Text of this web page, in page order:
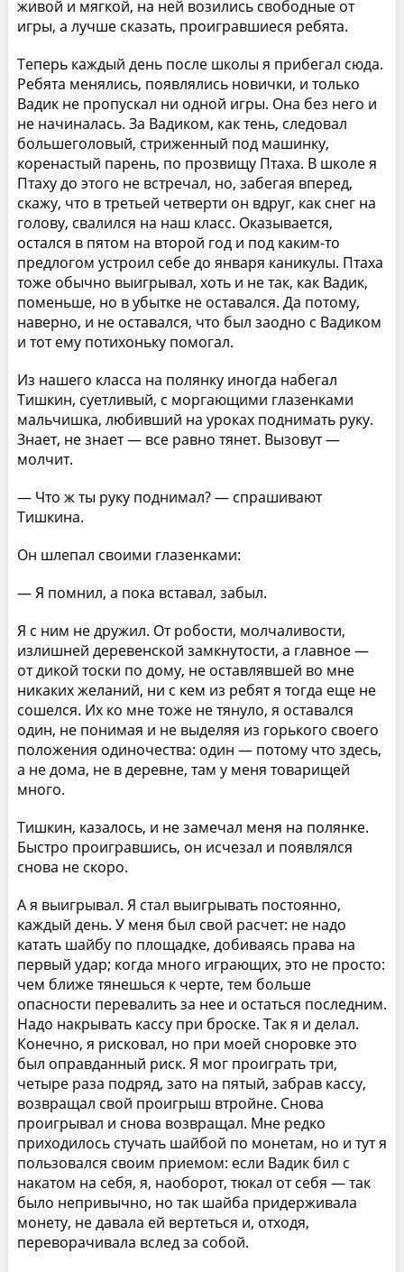
живой и мягкой, на ней возились свободные от
игры, а лучше сказать, проигравшиеся ребята.
Теперь каждый день после школы я прибегал сюда.
Ребята менялись, появлялись новички, и только
Вадик не пропускал ни одной игры. Она без него и
не начиналась. За Вадиком, как тень, следовал
большеголовый, стриженный под машинку,
коренастый парень, по прозвищу Птаха. В школе я
Птаху до этого не встречал, но, забегая вперед,
скажу, что в третьей четверти он вдруг, как снег на
голову, свалился на наш класс. Оказывается,
остался в пятом на второй год и под каким-то
предлогом устроил себе до января каникулы. Птаха
тоже обычно выигрывал, хоть и не так, как Вадик,
поменьше, но в убытке не оставался. Да потому,
наверно, и не оставался, что был заодно с Вадиком
и тот ему потихоньку помогал.
Из нашего класса на полянку иногда набегал
Тишкин, суетливый, с моргающими глазенками
мальчишка, любивший на уроках поднимать руку.
Знает, не знает — все равно тянет. Вызовут —
молчит.
— Что ж ты руку поднимал? — спрашивают
Тишкина.
Он шлепал своими глазенками:
— Я помнил, а пока вставал, забыл.
Я с ним не дружил. От робости, молчаливости,
излишней деревенской замкнутости, а главное —
от дикой тоски по дому, не оставлявшей во мне
никаких желаний, ни с кем из ребят я тогда еще не
сошелся. Их ко мне тоже не тянуло, я оставался
один, не понимая и не выделяя из горького своего
положения одиночества: один — потому что здесь,
а не дома, не в деревне, там у меня товарищей
много.
Тишкин, казалось, и не замечал меня на полянке.
Быстро проигравшись, он исчезал и появлялся
снова не скоро.
А я выигрывал. Я стал выигрывать постоянно,
каждый день. У меня был свой расчет: не надо
катать шайбу по площадке, добиваясь права на
первый удар; когда много играющих, это не просто:
чем ближе тянешься к черте, тем больше
опасности перевалить за нее и остаться последним.
Надо накрывать кассу при броске. Так я и делал.
Конечно, я рисковал, но при моей сноровке это
был оправданный риск. Я мог проиграть три,
четыре раза подряд, зато на пятый, забрав кассу,
возвращал свой проигрыш втройне. Снова
проигрывал и снова возвращал. Мне редко
приходилось стучать шайбой по монетам, но и тут я
пользовался своим приемом: если Вадик бил с
накатом на себя, я, наоборот, тюкал от себя — так
было непривычно, но так шайба придерживала
монету, не давала ей вертеться и, отходя,
переворачивала вслед за собой.